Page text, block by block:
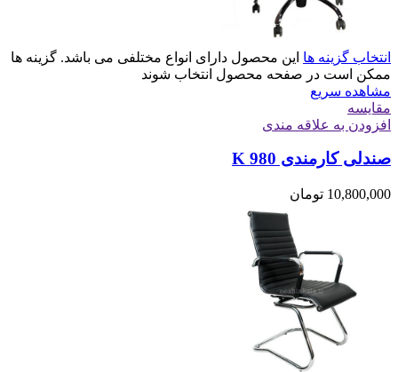
انتخاب گزینه ها این محصول دارای انواع مختلفی می باشد. گزینه ها
ممکن است در صفحه محصول انتخاب شوند
مشاهده سریع
مقایسه
افزودن به علاقه مندی
صندلی کارمندی K 980
10,800,000 تومان